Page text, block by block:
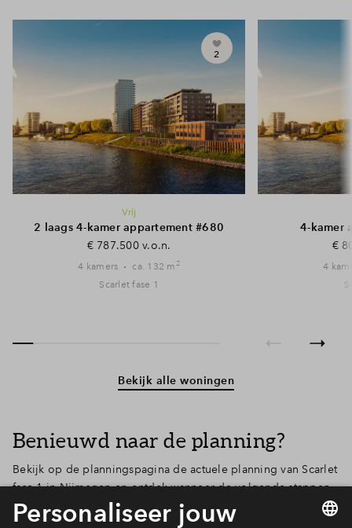
2
Vrij
2 laags 4-kamer appartement #680
€ 787.500 v.o.n.
4 kamers ca. 132 m2
Scarlet fase 1
4-kamer
€
4
Bekijk alle woningen
Benieuwd naar de planning?
Bekijk op de planningspagina de actuele planning van Scarlet
fase 1 in Nijmegen en ontdek wanneer de volgende stappen
plaatsvinden. Zo weet je precies wat je kunt verwachten!